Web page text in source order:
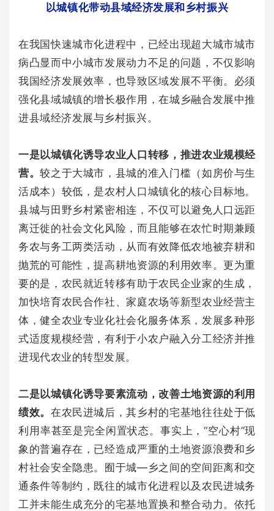
以城镇化带动县域经济发展和乡村振兴
在我国快速城市化进程中，已经出现超大城市城市
病凸显而中小城市发展动力不足的问题，不仅影响
我国经济发展效率，也导致区域发展不平衡。必须
强化县域城镇的增长极作用，在城乡融合发展中推
进县域经济发展与乡村振兴。
一是以城镇化诱导农业人口转移，推进农业规模经
营。较之于大城市，县城的准入门槛（如房价与生
活成本）较低，是农村人口城镇化的核心目标地。
县城与田野乡村紧密相连，不仅可以避免人口远距
离迁徙的社会文化风险，而且能够在农忙时期兼顾
务农与务工两类活动，从而有效降低农地被弃耕和
抛荒的可能性，提高耕地资源的利用效率。更为重
要的是，农民就近转移有助于农民企业家的生成，
加快培育农民合作社、家庭农场等新型农业经营主
体，健全农业专业化社会化服务体系，发展多种形
式适度规模经营，有利于小农户融入分工经济并推
进现代农业的转型发展。
二是以城镇化诱导要素流动，改善土地资源的利用
绩效。 在农民进城后，其乡村的宅基地往往处于低
利用率甚至是完全闲置状态。事实上，“空心村”现
象的普遍存在，已经造成严重的土地资源浪费和乡
村社会安全隐患。囿于城—乡之间的空间距离和交
通条件等制约，既往的城市化进程以及农民进城务
工并未能生成充分的宅基地置换和整合动力。依托